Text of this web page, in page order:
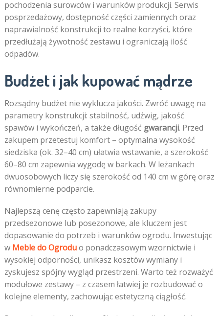
pochodzenia surowców i warunków produkcji. Serwis
posprzedażowy, dostępność części zamiennych oraz
naprawialność konstrukcji to realne korzyści, które
przedłużają żywotność zestawu i ograniczają ilość
odpadów.
Budżet i jak kupować mądrze
Rozsądny budżet nie wyklucza jakości. Zwróć uwagę na
parametry konstrukcji: stabilność, udźwig, jakość
spawów i wykończeń, a także długość gwarancji. Przed
zakupem przetestuj komfort – optymalna wysokość
siedziska (ok. 32–40 cm) ułatwia wstawanie, a szerokość
60–80 cm zapewnia wygodę w barkach. W leżankach
dwuosobowych liczy się szerokość od 140 cm w górę oraz
równomierne podparcie.
Najlepszą cenę często zapewniają zakupy
przedsezonowe lub posezonowe, ale kluczem jest
dopasowanie do potrzeb i warunków ogrodu. Inwestując
w Meble do Ogroduo ponadczasowym wzornictwie i
wysokiej odporności, unikasz kosztów wymiany i
zyskujesz spójny wygląd przestrzeni. Warto też rozważyć
modułowe zestawy – z czasem łatwiej je rozbudować o
kolejne elementy, zachowując estetyczną ciągłość.